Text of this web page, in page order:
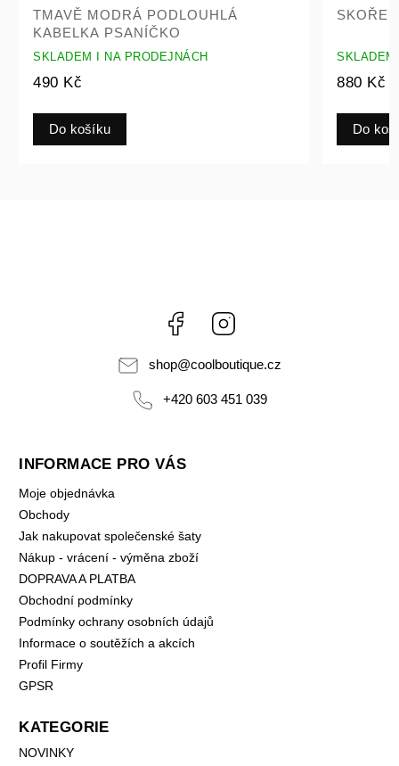
TMAVĚ MODRÁ PODLOUHLÁ
KABELKA PSANÍČKO
SKLADEM I NA PRODEJNÁCH
490 Kč
Do košíku
SKLADEM
880 Kč
Do
Facebook
shop@coolboutique.cz
+420 603 451 039
INFORMACE PRO VÁS
Moje objednávka
Obchody
Jak nakupovat společenské šaty
Nákup - vrácení - výměna zboží
DOPRAVA A PLATBA
Obchodní podmínky
Podmínky ochrany osobních údajů
Informace o soutěžích a akcích
Profil Firmy
GPSR
KATEGORIE
NOVINKY